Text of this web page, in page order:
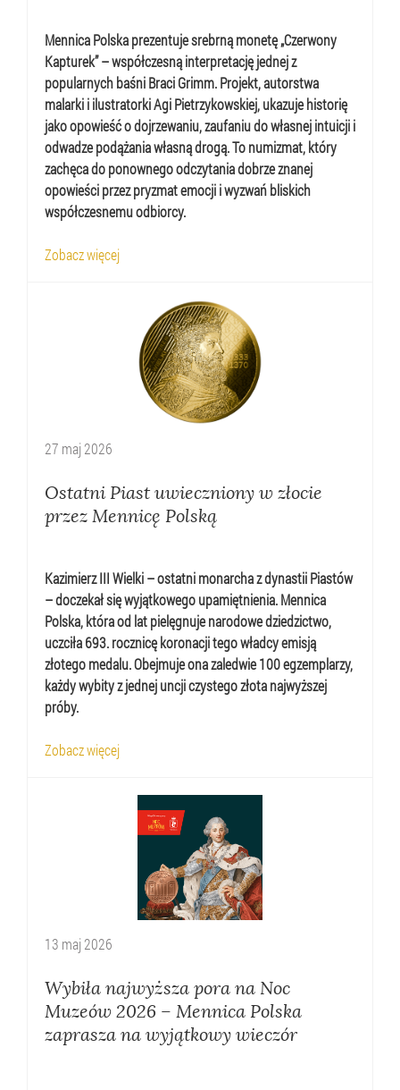
Mennica Polska prezentuje srebrną monetę „Czerwony
Kapturek” – współczesną interpretację jednej z
popularnych baśni Braci Grimm. Projekt, autorstwa
malarki i ilustratorki Agi Pietrzykowskiej, ukazuje historię
jako opowieść o dojrzewaniu, zaufaniu do własnej intuicji i
odwadze podążania własną drogą. To numizmat, który
zachęca do ponownego odczytania dobrze znanej
opowieści przez pryzmat emocji i wyzwań bliskich
współczesnemu odbiorcy.
Zobacz więcej
27 maj 2026
Ostatni Piast uwieczniony w złocie
przez Mennicę Polską
Kazimierz III Wielki – ostatni monarcha z dynastii Piastów
– doczekał się wyjątkowego upamiętnienia. Mennica
Polska, która od lat pielęgnuje narodowe dziedzictwo,
uczciła 693. rocznicę koronacji tego władcy emisją
złotego medalu. Obejmuje ona zaledwie 100 egzemplarzy,
każdy wybity z jednej uncji czystego złota najwyższej
próby.
Zobacz więcej
13 maj 2026
Wybiła najwyższa pora na Noc
Muzeów 2026 – Mennica Polska
zaprasza na wyjątkowy wieczór